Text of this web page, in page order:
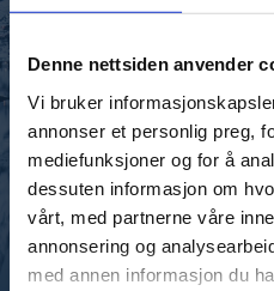
Denne nettsiden anvender
Vi bruker
annonser et personlig preg,
mediefunksjoner og for å
dessuten informasjon om
vårt, med partnerne våre
annonsering og
med annen informasjon du